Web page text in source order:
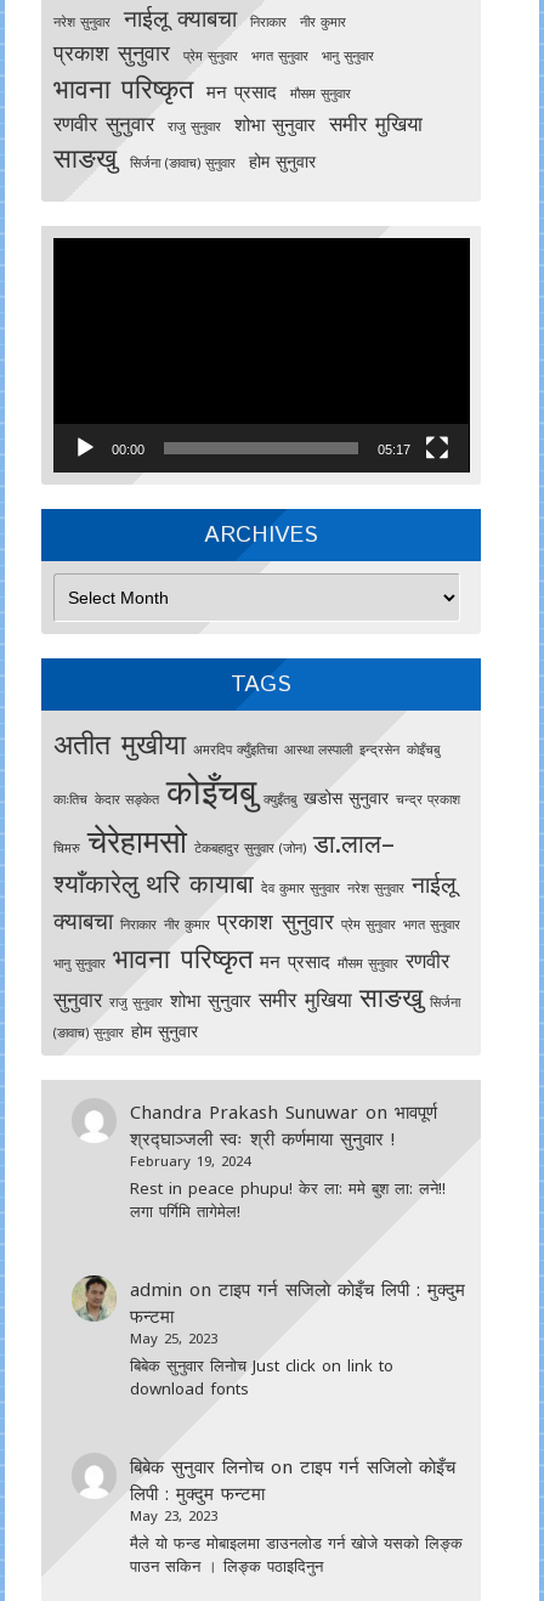
नरेश सुनुवार नाईलू क्याबचा निराकार नीर कुमार
प्रकाश सुनुवार प्रेम सुनुवार भगत सुनुवार भानु सुनुवार
भावना परिष्कृत मन प्रसाद मौसम सुनुवार
रणवीर सुनुवार राजु सुनुवार शोभा सुनुवार समीर मुखिया
साङखु सिर्जना (ङावाच) सुनुवार होम सुनुवार
00:00 05:17
ARCHIVES
TAGS
अतीत मुखीया अमरदिप क्युँइतिचा आस्था लस्पाली इन्द्रसेन काेइँचबु
काःतिच केदार सङ्केत कोइँचबु क्युइँतबु खडोस सुनुवार चन्द्र प्रकाश
चिमरु चेरेहामसो टेकबहादुर सुनुवार (जोन) डा.लाल–
श्याँकारेलु थरि कायाबा देव कुमार सुनुवार नरेश सुनुवार नाईलू
क्याबचा निराकार नीर कुमार प्रकाश सुनुवार प्रेम सुनुवार भगत सुनुवार
भानु सुनुवार भावना परिष्कृत मन प्रसाद मौसम सुनुवार रणवीर
सुनुवार राजु सुनुवार शोभा सुनुवार समीर मुखिया साङखु सिर्जना
(ङावाच) सुनुवार होम सुनुवार
Chandra Prakash Sunuwar onभावपूर्ण
श्रद्घाञ्जली स्वः श्री कर्णमाया सुनुवार !
February 19, 2024
Rest in peace phupu! केर ला: ममे बुश ला: लने!!
लगा पर्गिमि तागेमेल!
admin onटाइप गर्न सजिलाे काेइँच लिपी : मुक्दुम
फन्टमा
May 25, 2023
बिबेक सुनुवार लिनोच Just click on link to
download fonts
बिबेक सुनुवार लिनोचonटाइप गर्न सजिलाे काेइँच
लिपी : मुक्दुम फन्टमा
May 23, 2023
मैले यो फन्ड मोबाइलमा डाउनल‍ोड गर्न खोजे यसको लिङ्क
पाउन सकिन । लिङ्क पठाइदिनुन